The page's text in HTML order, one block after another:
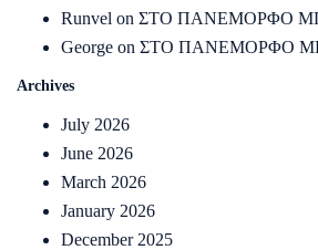
Runvel on ΣΤΟ ΠΑΝΕΜΟΡΦΟ
George on ΣΤΟ ΠΑΝΕΜΟΡΦΟ
Archives
July 2026
June 2026
March 2026
January 2026
December 2025